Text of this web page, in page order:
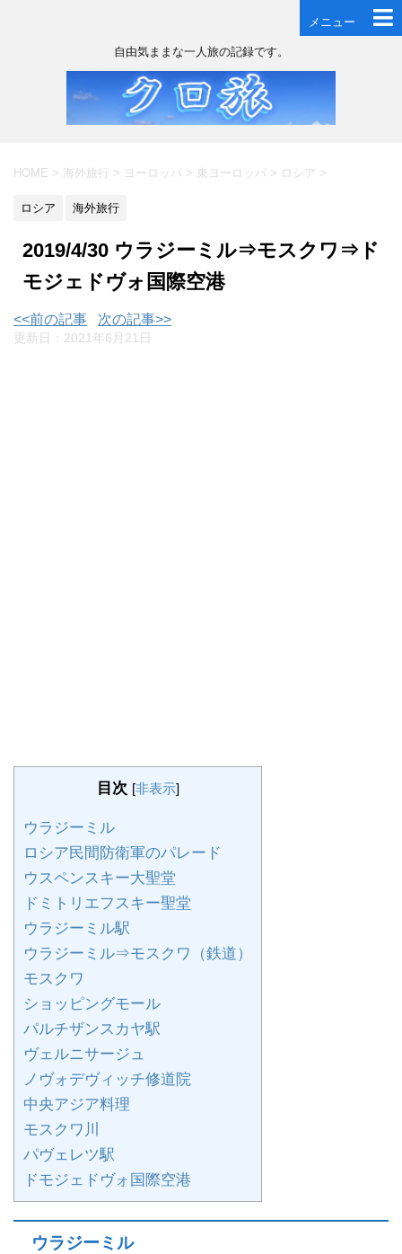
メニュー
自由気ままな一人旅の記録です。
HOME > 海外旅行 > ヨーロッパ > 東ヨーロッパ > ロシア >
ロシア 海外旅行
2019/4/30 ウラジーミル⇒モスクワ⇒ド
モジェドヴォ国際空港
<<前の記事 次の記事>>
更新日： 2021年6月21日
目次 [非表示]
ウラジーミル
ロシア民間防衛軍のパレード
ウスペンスキー大聖堂
ドミトリエフスキー聖堂
ウラジーミル駅
ウラジーミル⇒モスクワ（鉄道）
モスクワ
ショッピングモール
パルチザンスカヤ駅
ヴェルニサージュ
ノヴォデヴィッチ修道院
中央アジア料理
モスクワ川
パヴェレツ駅
ドモジェドヴォ国際空港
ウラジーミル